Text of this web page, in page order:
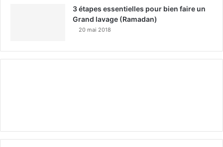
3 étapes essentielles pour bien faire un
Grand lavage (Ramadan)
20 mai 2018